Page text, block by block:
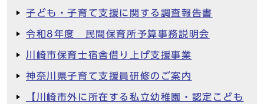
子ども・子育て支援に関する調査報告書
令和8年度 民間保育所予算事務説明会
川崎市保育士宿舎借り上げ支援事業
神奈川県子育て支援員研修のご案内
【川崎市外に所在する私立幼稚園・認定こども